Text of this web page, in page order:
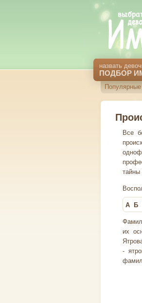
назвать
ПОДБОР
Все
А Б
их
-